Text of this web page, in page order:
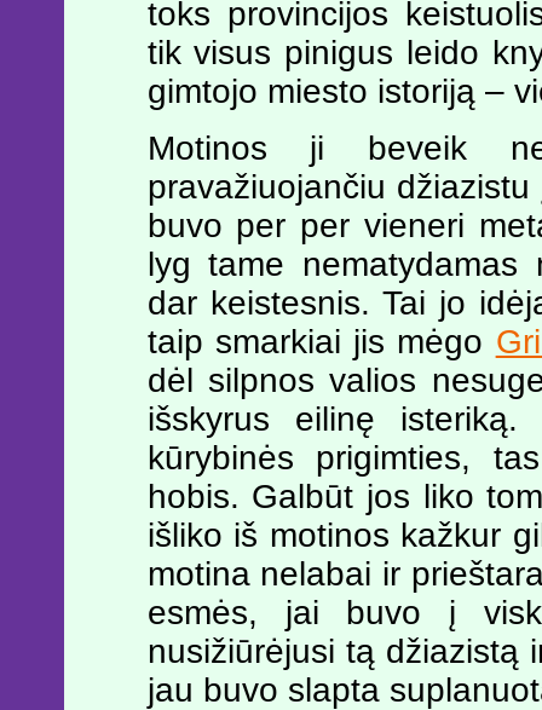
toks provincijos
tik visus pinigus leido
gimtojo miesto istoriją –
Motinos ji beveik
pravažiuojančiu
buvo per per vieneri
lyg tame
dar keistesnis. Tai jo
taip smarkiai jis mėgo
dėl silpnos valios
išskyrus eilinę
kūrybinės prigimties,
hobis. Galbūt jos liko
išliko iš motinos kažkur
motina nelabai ir
esmės, jai buvo į
nusižiūrėjusi tą džiazistą
jau buvo slapta